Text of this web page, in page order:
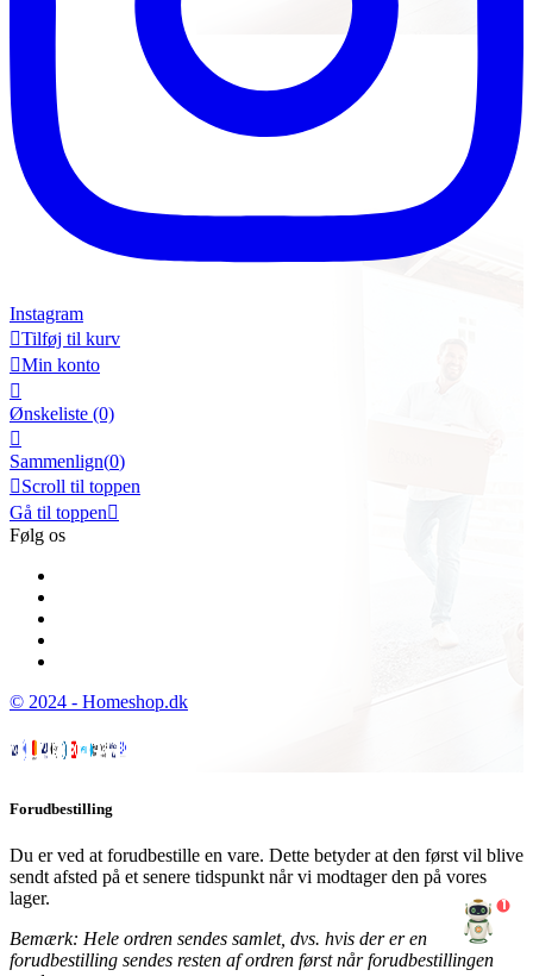
Instagram
Tilføj til kurv
Min konto

Ønskeliste (0)

Sammenlign(0)
Scroll til toppen
Gå til toppen
Følg os
© 2024 - Homeshop.dk
Forudbestilling
Du er ved at forudbestille en vare. Dette betyder at den først vil blive
sendt afsted på et senere tidspunkt når vi modtager den på vores
lager.
Bemærk: Hele ordren sendes samlet, dvs. hvis der er en
forudbestilling sendes resten af ordren først når forudbestillingen
1